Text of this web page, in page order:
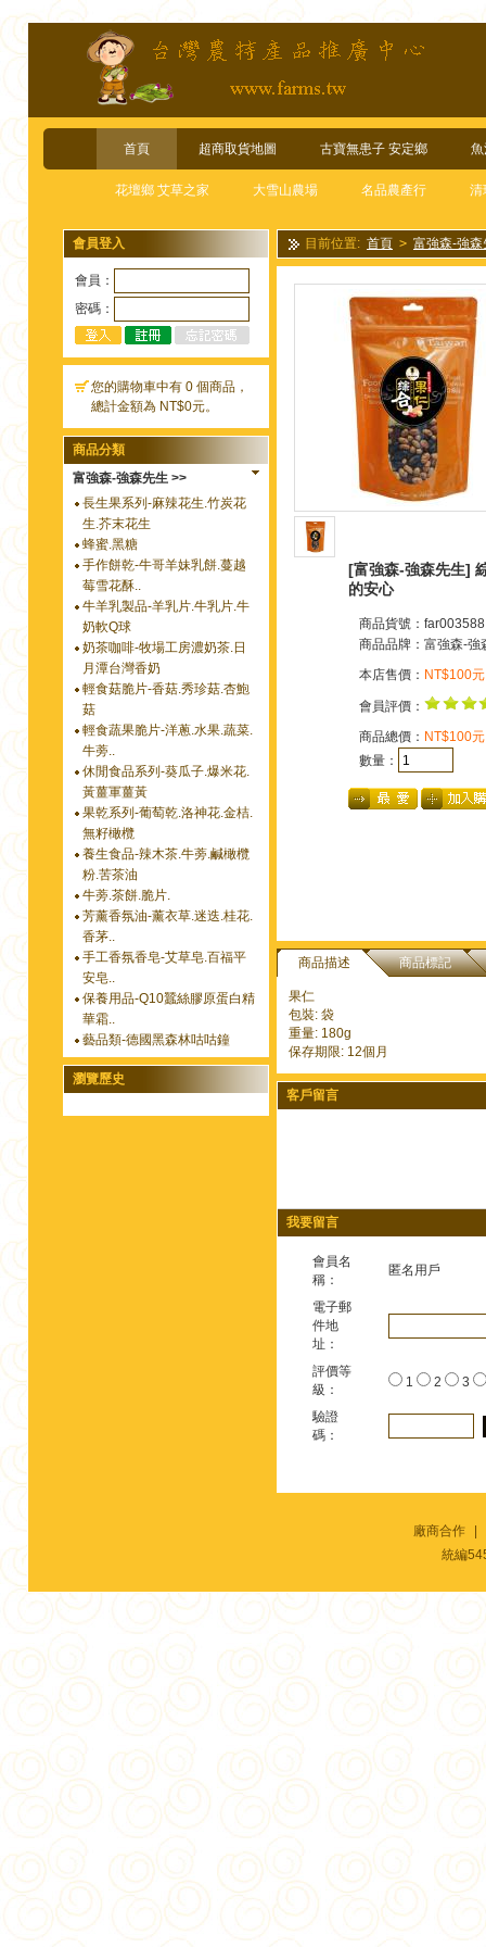
首頁 超商取貨地圖 古寶無患子 安定鄉
花壇鄉 艾草之家 大雪山農場 名品農產行 清
會員登入
會員：
密碼：
您的購物車中有 0 個商品，
總計金額為 NT$0元。
商品分類
富強森-強森先生 >>
長生果系列-麻辣花生.竹炭花
生.芥末花生
蜂蜜.黑糖
手作餅乾-牛哥羊妹乳餅.蔓越
莓雪花酥..
牛羊乳製品-羊乳片.牛乳片.牛
奶軟Q球
奶茶咖啡-牧場工房濃奶茶.日
月潭台灣香奶
輕食菇脆片-香菇.秀珍菇.杏鮑
菇
輕食蔬果脆片-洋蔥.水果.蔬菜.
牛蒡..
休閒食品系列-葵瓜子.爆米花.
黃薑軍薑黃
果乾系列-葡萄乾.洛神花.金桔.
無籽橄欖
養生食品-辣木茶.牛蒡.鹹橄欖
粉.苦茶油
牛蒡.茶餅.脆片.
芳薰香氛油-薰衣草.迷迭.桂花.
香茅..
手工香氛香皂-艾草皂.百福平
安皂..
保養用品-Q10蠶絲膠原蛋白精
華霜..
藝品類-德國黑森林咕咕鐘
瀏覽歷史
目前位置: 首頁 > 富強森-強森
種堅果豆類果乾，口感多層次
[富強森-強森先生]
的安心
商品貨號：far003588
商品品牌： 富強森-強
本店售價： NT$100元
會員評價：
商品總價： NT$100元
數量：
商品描述 商品標記
果仁
包裝: 袋
重量: 180g
保存期限: 12個月
客戶留言
我要留言
會員名
稱：
匿名用戶
電子郵
件地
址：
評價等
級：
1 2 3
驗證
碼：
廠商合作
統編